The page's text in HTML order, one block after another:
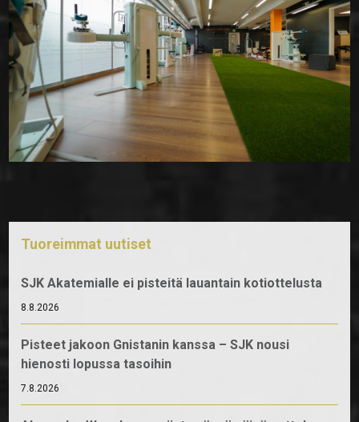
Tuoreimmat uutiset
SJK Akatemialle ei pisteitä lauantain kotiottelusta
8.8.2026
Pisteet jakoon Gnistanin kanssa – SJK nousi
hienosti lopussa tasoihin
7.8.2026